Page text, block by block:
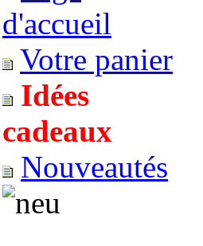
d'accueil
Votre panier
Idées
cadeaux
Nouveautés